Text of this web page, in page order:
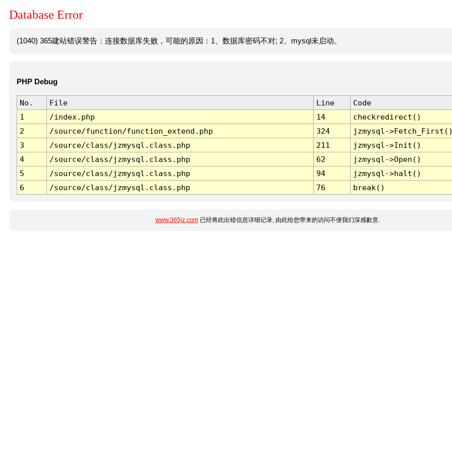
Database Error
(1040) 365建站错误警告：连接数据库失败，可能的原因：1、数据库密码不对; 2、mysql未启动。
PHP Debug
No. File Line
Code
1
/index.php 14
checkredirect()
2
/source/function/function_extend.php 324
jzmysql-
3
/source/class/jzmysql.class.php 211
jzmysql->Init()
4
/source/class/jzmysql.class.php 62
jzmysql->Open()
5
/source/class/jzmysql.class.php 94
jzmysql->halt()
6
/source/class/jzmysql.class.php 76 break()
www.365jz.com已经将此出错信息详细记录, 由此给您带来的访问不便我们深感歉意.